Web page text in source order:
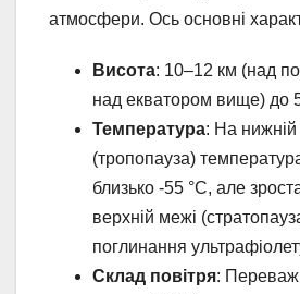
атмосфери. Ось основні
Висота: 10–12 км (над
над екватором вище) до
Температура: На нижній
(тропопауза)
близько -55 °C, але
верхній межі
поглинання
Склад повітря: